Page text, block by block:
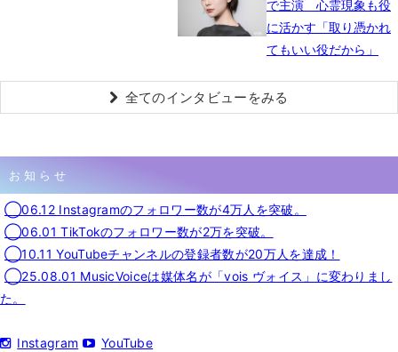
で主演 心霊現象も役
に活かす「取り憑かれ
てもいい役だから」
全てのインタビューをみる
お知らせ
◯06.12 Instagramのフォロワー数が4万人を突破。
◯06.01 TikTokのフォロワー数が2万を突破。
◯10.11 YouTubeチャンネルの登録者数が20万人を達成！
◯25.08.01 MusicVoiceは媒体名が「vois ヴォイス」に変わりまし
た。
Instagram YouTube